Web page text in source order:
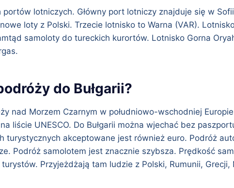
portów lotniczych. Główny port lotniczy znajduje się w
loty z Polski. Trzecie lotnisko to Warna (VAR).
samoloty do tureckich kurortów. Lotnisko Gorna
do Bułgarii?
nad Morzem Czarnym w południowo-wschodniej
liście UNESCO. Do Bułgarii można wjechać bez
turystycznych akceptowane jest również euro. Podróż
Podróż samolotem jest znacznie szybsza. Prędkość
Przyjeżdżają tam ludzie z Polski, Rumunii, Grecji,